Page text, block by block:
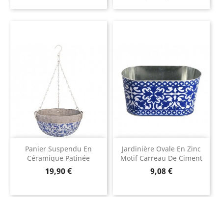
base
Panier Suspendu En
Céramique Patinée
Prix
19,90 €
Jardinière Ovale En Zinc
Motif Carreau De Ciment
Prix
9,08 €